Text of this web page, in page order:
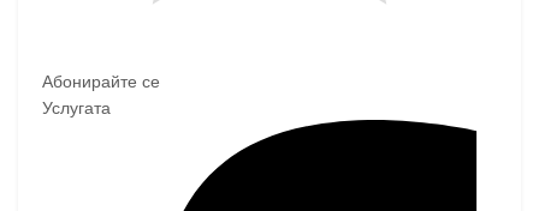
Абонирайте се
Услугата